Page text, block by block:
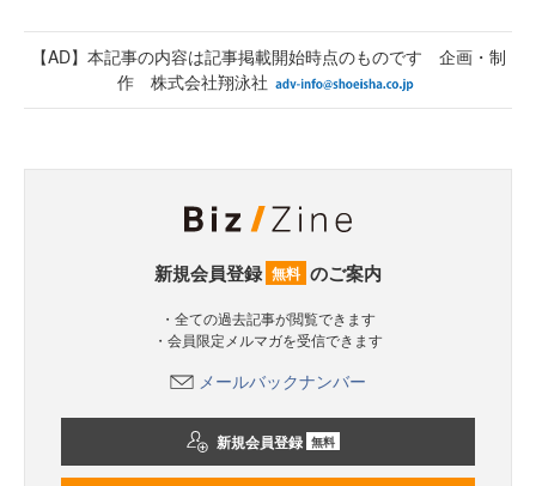
【AD】本記事の内容は記事掲載開始時点のものです 企画・制
作 株式会社翔泳社
新規会員登録 無料 のご案内
・全ての過去記事が閲覧できます
・会員限定メルマガを受信できます
メールバックナンバー
新規会員登録 無料